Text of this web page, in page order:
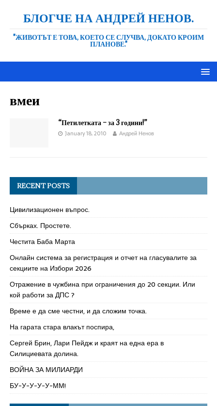
БЛОГЧЕ НА АНДРЕЙ НЕНОВ.
"ЖИВОТЪТ Е ТОВА, КОЕТО СЕ СЛУЧВА, ДОКАТО КРОИМ
ПЛАНОВЕ."
вмеи
“Петилетката – за 3 години!”
January 18, 2010 Андрей Ненов
RECENT POSTS
Цивилизационен въпрос.
Сбърках. Простете.
Честита Баба Марта
Онлайн система за регистрация и отчет на гласувалите за
секциите на Избори 2026
Отражение в чужбина при ограничения до 20 секции. Или
кой работи за ДПС ?
Време е да сме честни, и да сложим точка.
На гарата стара влакът поспира,
Сергей Брин, Лари Пейдж и краят на една ера в
Силициевата долина.
ВОЙНА ЗА МИЛИАРДИ
БУ-У-У-У-У-ММ!